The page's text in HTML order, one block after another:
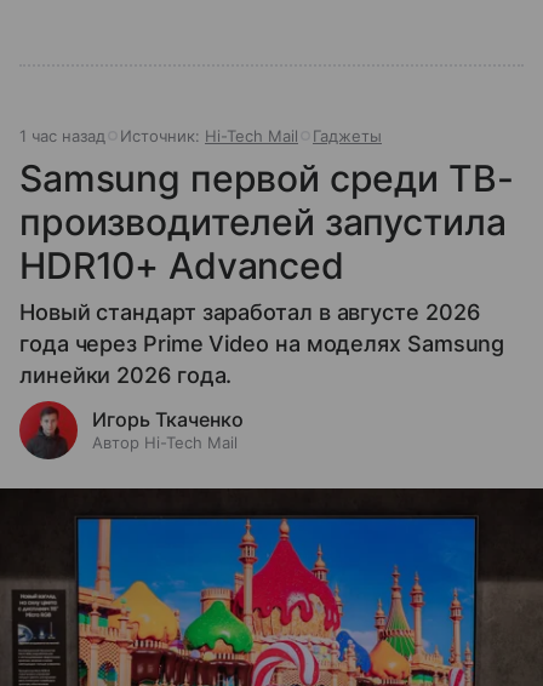
1 час назад Источник: Hi-Tech Mail Гаджеты
Samsung первой среди ТВ-
производителей запустила
HDR10+ Advanced
Новый стандарт заработал в августе 2026
года через Prime Video на моделях Samsung
линейки 2026 года.
Игорь Ткаченко
Автор Hi-Tech Mail